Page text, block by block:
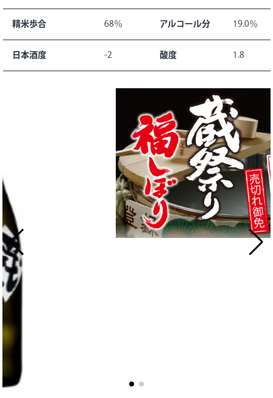
精米歩合 68％ アルコール分 19.0％
日本酒度 -2 酸度 1.8